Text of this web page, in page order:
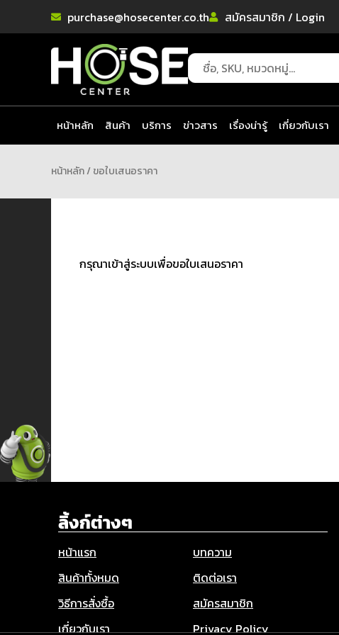
purchase@hosecenter.co.th สมัครสมาชิก / Login
หน้าหลัก สินค้า บริการ ข่าวสาร เรื่องน่ารู้ เกี่ยวกับเรา
หน้าหลัก/ ขอใบเสนอราคา
กรุณาเข้าสู่ระบบเพื่อขอใบเสนอราคา
ลิ้งก์ต่างๆ
หน้าแรก
บทความ
สินค้าทั้งหมด
ติดต่อเรา
วิธีการสั่งซื้อ
สมัครสมาชิก
เกี่ยวกับเรา
Privacy Policy